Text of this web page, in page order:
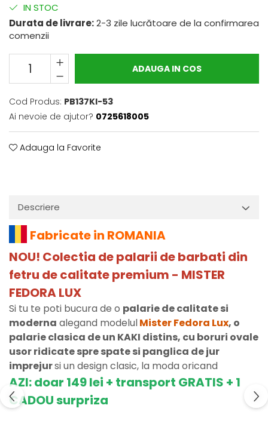
IN STOC
Durata de livrare:2-3 zile lucrătoare de la confirmarea
comenzii
ADAUGA IN COS
Cod Produs: PB137KI-53
Ai nevoie de ajutor? 0725618005
Adauga la Favorite
Descriere
Fabricate in ROMANIA
NOU! Colectia de palarii de barbati din
fetru de calitate premium - MISTER
FEDORA LUX
Si tu te poti bucura de o palarie de calitate si
moderna alegand modelulMister Fedora Lux, o
palarie clasica de un KAKI distins, cu boruri ovale
usor ridicate spre spate si panglica de jur
imprejursi un design clasic, la moda oricand
AZI: doar 149 lei + transport GRATIS + 1
CADOU surpriza